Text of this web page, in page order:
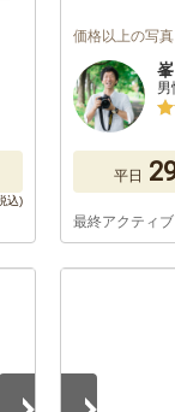
価格以上の写
平日
最終アクティ